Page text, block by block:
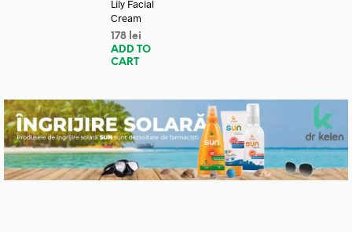
Lily Facial
Cream
178 lei
ADD TO
CART